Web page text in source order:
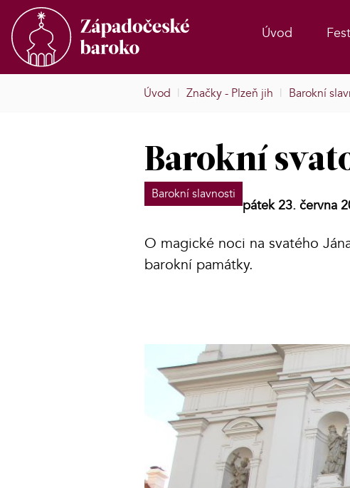
Úvod
Úvod | Značky - Plzeň jih | Barokní
Barokní
Barokní slavnosti
pátek 23. června
O magické noci na svatého
barokní památky.